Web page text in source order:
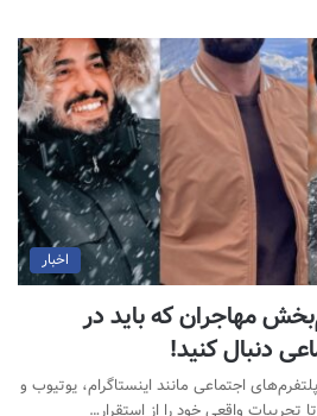
اخبار
مهاجران که باید در
دنبال کنید!
پلتفرم‌های اجتماعی مانند اینستاگرام، یوتیوب و
تجربیات واقعی خود را از استقرار…